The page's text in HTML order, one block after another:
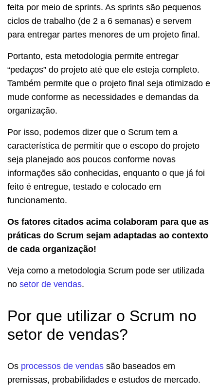
feita por meio de sprints. As sprints são pequenos
ciclos de trabalho (de 2 a 6 semanas) e servem
para entregar partes menores de um projeto final.
Portanto, esta metodologia permite entregar
“pedaços” do projeto até que ele esteja completo.
Também permite que o projeto final seja otimizado e
mude conforme as necessidades e demandas da
organização.
Por isso, podemos dizer que o Scrum tem a
característica de permitir que o escopo do projeto
seja planejado aos poucos conforme novas
informações são conhecidas, enquanto o que já foi
feito é entregue, testado e colocado em
funcionamento.
Os fatores citados acima colaboram para que as
práticas do Scrum sejam adaptadas ao contexto
de cada organização!
Veja como a metodologia Scrum pode ser utilizada
no setor de vendas.
Por que utilizar o Scrum no
setor de vendas?
Os processos de vendas são baseados em
premissas, probabilidades e estudos de mercado.